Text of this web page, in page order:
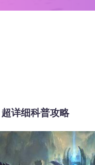
详细科普攻略